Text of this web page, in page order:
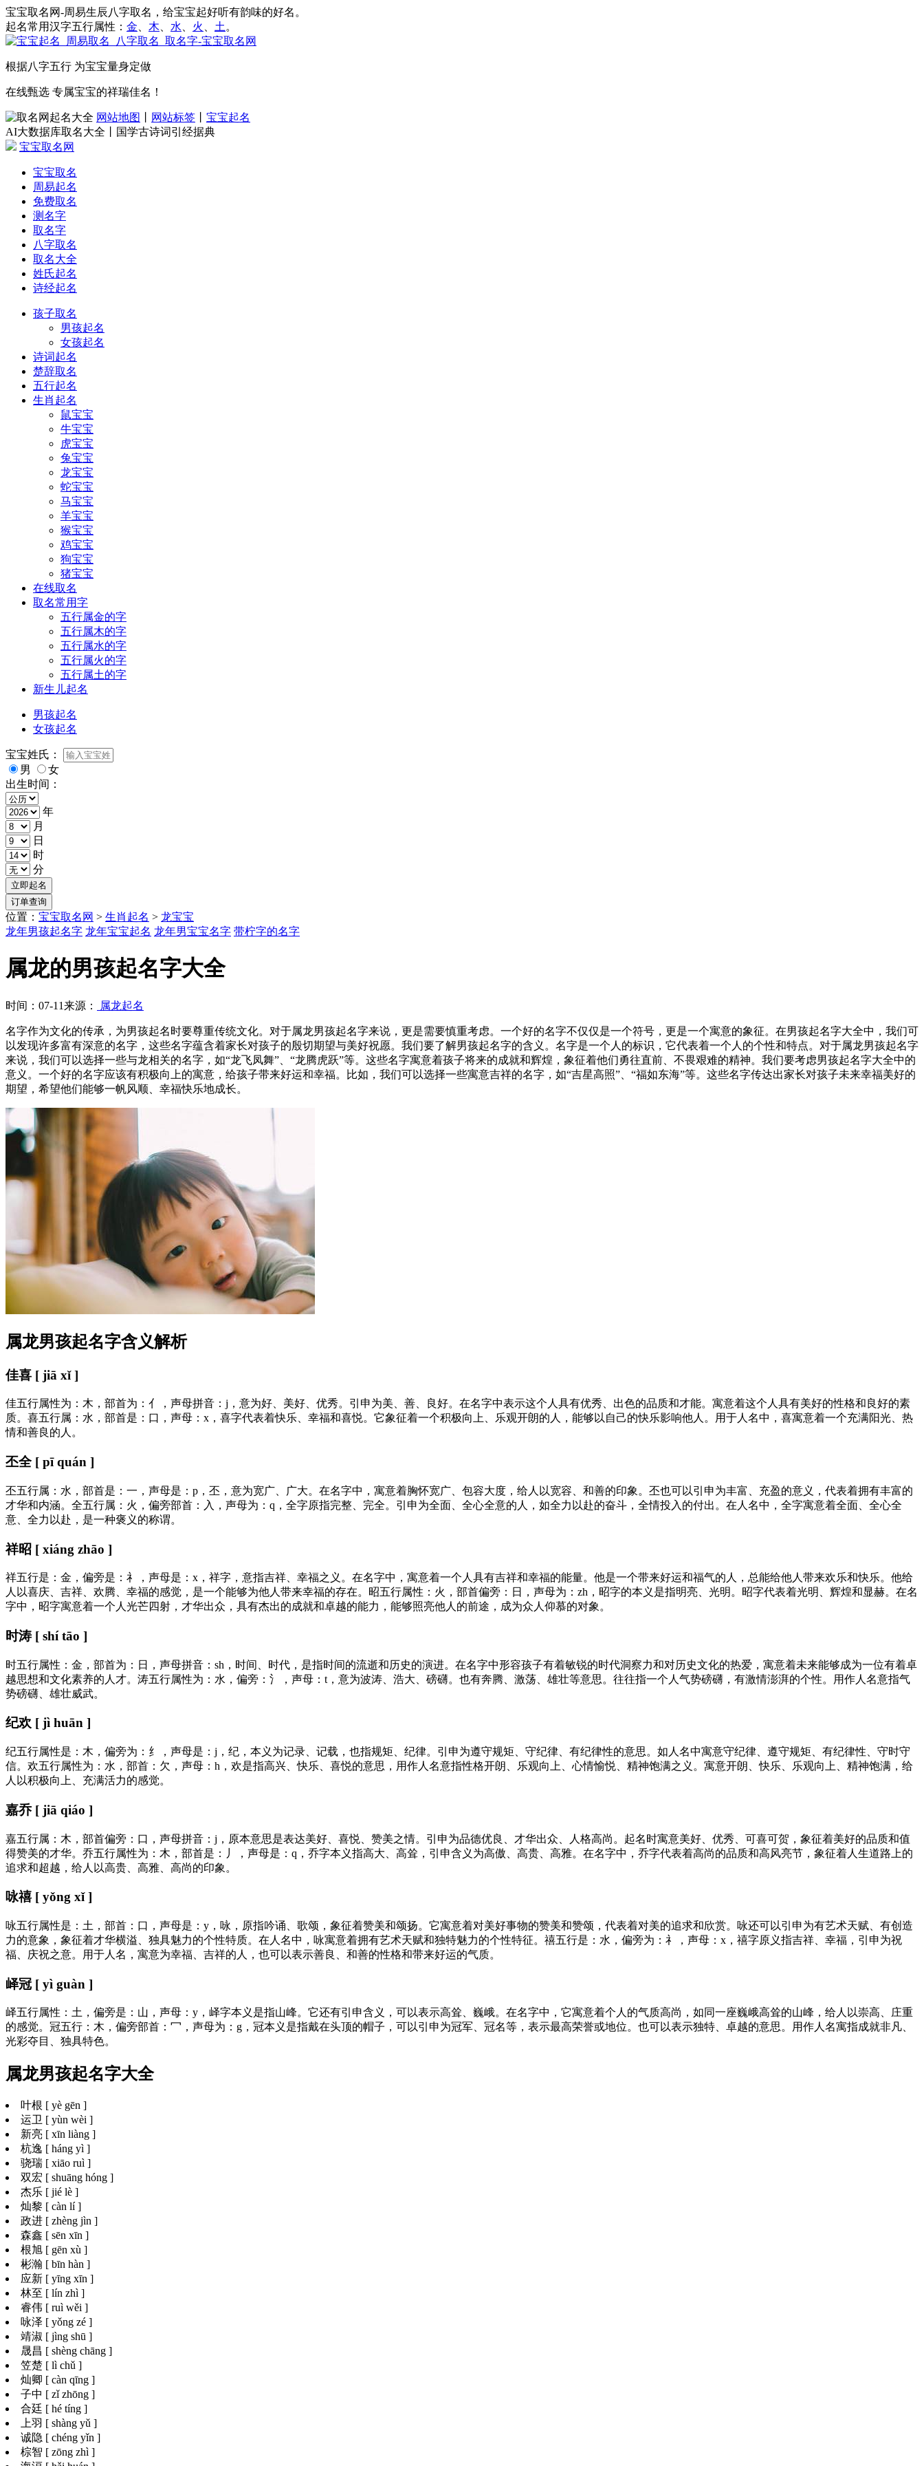
宝宝取名网-周易生辰八字取名，给宝宝起好听有韵味的好名。
起名常用汉字五行属性： 金 木 水 火 土 。
根据八字五行 为宝宝量身定做
在线甄选 专属宝宝的祥瑞佳名！
网站地图 网站标签
宝宝起名
AI大数据库取名大全丨国学古诗词引经据典
宝宝取名网
宝宝取名
周易起名
免费取名
测名字
取名字
八字取名
取名大全
姓氏起名
诗经起名
孩子取名
男孩起名
女孩起名
诗词起名
楚辞取名
五行起名
生肖起名
鼠宝宝
牛宝宝
虎宝宝
兔宝宝
龙宝宝
蛇宝宝
马宝宝
羊宝宝
猴宝宝
鸡宝宝
狗宝宝
猪宝宝
在线取名
取名常用字
五行属金的字
五行属木的字
五行属水的字
五行属火的字
五行属土的字
新生儿起名
男孩起名
女孩起名
宝宝姓氏：
男
女
出生时间：
年
月
日
时
分
位置： 宝宝取名网 > 生肖起名 > 龙宝宝
龙年男孩起名字 龙年宝宝起名 龙年男宝宝名字 带柠字的名字
属龙的男孩起名字大全
时间：07-11来源： 属龙起名
名字作为文化的传承，为男孩起名时要尊重传统文化。对于属龙男孩起名字来说，更是需要慎重考虑。一个好的名字不仅仅是一个符号，更是一个寓意的象征。在男孩起名字大全中，我们可
以发现许多富有深意的名字，这些名字蕴含着家长对孩子的殷切期望与美好祝愿。我们要了解男孩起名字的含义。名字是一个人的标识，它代表着一个人的个性和特点。对于属龙男孩起名字
来说，我们可以选择一些与龙相关的名字，如“龙飞凤舞”、“龙腾虎跃”等。这些名字寓意着孩子将来的成就和辉煌，象征着他们勇往直前、不畏艰难的精神。我们要考虑男孩起名字大全中的
意义。一个好的名字应该有积极向上的寓意，给孩子带来好运和幸福。比如，我们可以选择一些寓意吉祥的名字，如“吉星高照”、“福如东海”等。这些名字传达出家长对孩子未来幸福美好的
期望，希望他们能够一帆风顺、幸福快乐地成长。
属龙男孩起名字含义解析
佳喜 [ jiā xǐ ]
佳五行属性为：木，部首为：亻，声母拼音：j，意为好、美好、优秀。引申为美、善、良好。在名字中表示这个人具有优秀、出色的品质和才能。寓意着这个人具有美好的性格和良好的素
质。喜五行属：水，部首是：口，声母：x，喜字代表着快乐、幸福和喜悦。它象征着一个积极向上、乐观开朗的人，能够以自己的快乐影响他人。用于人名中，喜寓意着一个充满阳光、热
情和善良的人。
丕全 [ pī quán ]
丕五行属：水，部首是：一，声母是：p，丕，意为宽广、广大。在名字中，寓意着胸怀宽广、包容大度，给人以宽容、和善的印象。丕也可以引申为丰富、充盈的意义，代表着拥有丰富的
才华和内涵。全五行属：火，偏旁部首：入，声母为：q，全字原指完整、完全。引申为全面、全心全意的人，如全力以赴的奋斗，全情投入的付出。在人名中，全字寓意着全面、全心全
意、全力以赴，是一种褒义的称谓。
祥昭 [ xiáng zhāo ]
祥五行是：金，偏旁是：礻，声母是：x，祥字，意指吉祥、幸福之义。在名字中，寓意着一个人具有吉祥和幸福的能量。他是一个带来好运和福气的人，总能给他人带来欢乐和快乐。他给
人以喜庆、吉祥、欢腾、幸福的感觉，是一个能够为他人带来幸福的存在。昭五行属性：火，部首偏旁：日，声母为：zh，昭字的本义是指明亮、光明。昭字代表着光明、辉煌和显赫。在名
字中，昭字寓意着一个人光芒四射，才华出众，具有杰出的成就和卓越的能力，能够照亮他人的前途，成为众人仰慕的对象。
时涛 [ shí tāo ]
时五行属性：金，部首为：日，声母拼音：sh，时间、时代，是指时间的流逝和历史的演进。在名字中形容孩子有着敏锐的时代洞察力和对历史文化的热爱，寓意着未来能够成为一位有着卓
越思想和文化素养的人才。涛五行属性为：水，偏旁：氵，声母：t，意为波涛、浩大、磅礴。也有奔腾、激荡、雄壮等意思。往往指一个人气势磅礴，有激情澎湃的个性。用作人名意指气
势磅礴、雄壮威武。
纪欢 [ jì huān ]
纪五行属性是：木，偏旁为：纟，声母是：j，纪，本义为记录、记载，也指规矩、纪律。引申为遵守规矩、守纪律、有纪律性的意思。如人名中寓意守纪律、遵守规矩、有纪律性、守时守
信。欢五行属性为：水，部首：欠，声母：h，欢是指高兴、快乐、喜悦的意思，用作人名意指性格开朗、乐观向上、心情愉悦、精神饱满之义。寓意开朗、快乐、乐观向上、精神饱满，给
人以积极向上、充满活力的感觉。
嘉乔 [ jiā qiáo ]
嘉五行属：木，部首偏旁：口，声母拼音：j，原本意思是表达美好、喜悦、赞美之情。引申为品德优良、才华出众、人格高尚。起名时寓意美好、优秀、可喜可贺，象征着美好的品质和值
得赞美的才华。乔五行属性为：木，部首是：丿，声母是：q，乔字本义指高大、高耸，引申含义为高傲、高贵、高雅。在名字中，乔字代表着高尚的品质和高风亮节，象征着人生道路上的
追求和超越，给人以高贵、高雅、高尚的印象。
咏禧 [ yǒng xǐ ]
咏五行属性是：土，部首：口，声母是：y，咏，原指吟诵、歌颂，象征着赞美和颂扬。它寓意着对美好事物的赞美和赞颂，代表着对美的追求和欣赏。咏还可以引申为有艺术天赋、有创造
力的意象，象征着才华横溢、独具魅力的个性特质。在人名中，咏寓意着拥有艺术天赋和独特魅力的个性特征。禧五行是：水，偏旁为：礻，声母：x，禧字原义指吉祥、幸福，引申为祝
福、庆祝之意。用于人名，寓意为幸福、吉祥的人，也可以表示善良、和善的性格和带来好运的气质。
峄冠 [ yì guàn ]
峄五行属性：土，偏旁是：山，声母：y，峄字本义是指山峰。它还有引申含义，可以表示高耸、巍峨。在名字中，它寓意着个人的气质高尚，如同一座巍峨高耸的山峰，给人以崇高、庄重
的感觉。冠五行：木，偏旁部首：冖，声母为：g，冠本义是指戴在头顶的帽子，可以引申为冠军、冠名等，表示最高荣誉或地位。也可以表示独特、卓越的意思。用作人名寓指成就非凡、
光彩夺目、独具特色。
属龙男孩起名字大全
叶根 [ yè gēn ]
运卫 [ yùn wèi ]
新亮 [ xīn liàng ]
杭逸 [ háng yì ]
骁瑞 [ xiāo ruì ]
双宏 [ shuāng hóng ]
杰乐 [ jié lè ]
灿黎 [ càn lí ]
政进 [ zhèng jìn ]
森鑫 [ sēn xīn ]
根旭 [ gēn xù ]
彬瀚 [ bīn hàn ]
应新 [ yīng xīn ]
林至 [ lín zhì ]
睿伟 [ ruì wěi ]
咏泽 [ yǒng zé ]
靖淑 [ jìng shū ]
晟昌 [ shèng chāng ]
笠楚 [ lì chǔ ]
灿卿 [ càn qīng ]
子中 [ zǐ zhōng ]
合廷 [ hé tíng ]
上羽 [ shàng yǔ ]
诚隐 [ chéng yǐn ]
棕智 [ zōng zhì ]